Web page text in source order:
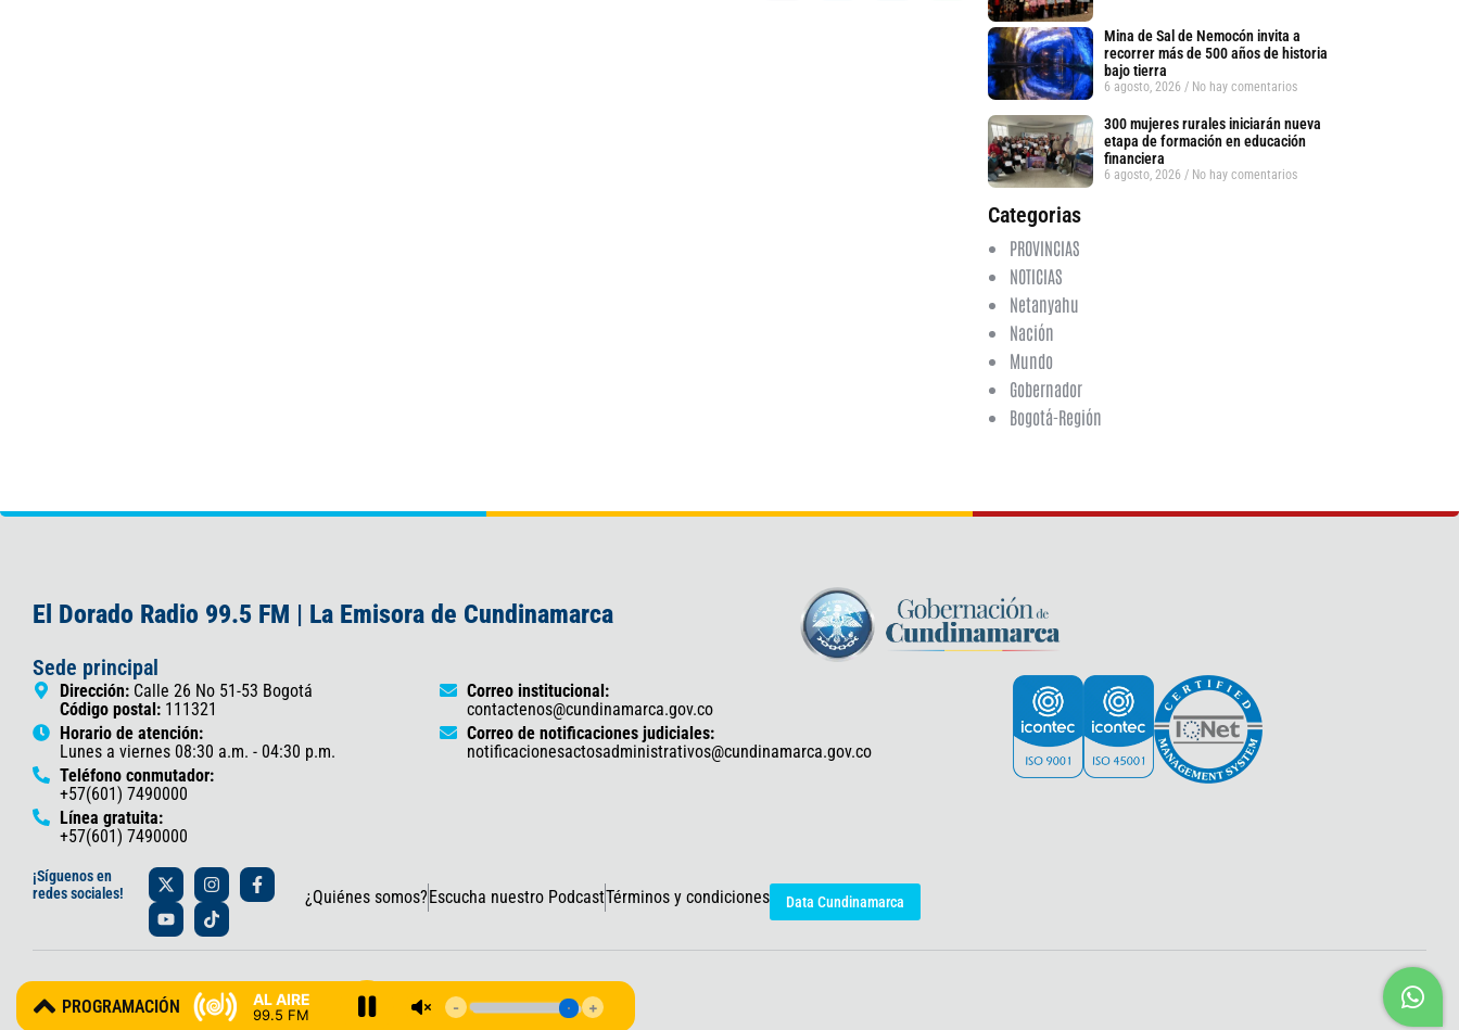
Mina de Sal de Nemocón invita a
recorrer más de 500 años de historia
bajo tierra
6 agosto, 2026 No hay comentarios
300 mujeres rurales iniciarán nueva
etapa de formación en educación
financiera
6 agosto, 2026 No hay comentarios
Categorias
PROVINCIAS
NOTICIAS
Netanyahu
Nación
Mundo
Gobernador
Bogotá-Región
El Dorado Radio 99.5 FM | La Emisora de Cundinamarca
Sede principal
Dirección: Calle 26 No 51-53 Bogotá
Código postal: 111321
Horario de atención:
Lunes a viernes 08:30 a.m. - 04:30 p.m.
Teléfono conmutador:
+57(601) 7490000
Línea gratuita:
+57(601) 7490000
Correo institucional:
contactenos@cundinamarca.gov.co
Correo de notificaciones judiciales:
notificacionesactosadministrativos@cundinamarca.gov.co
AL AIRE
99.5 FM
¡Síguenos en
redes sociales!
X
-
t
w
i
t
e
r
I
n
s
t
a
r
a
m
F
a
c
o
k
-
Y
o
u
t
u
e
T
i
k
t
o
¿Quiénes somos?Escucha nuestro PodcastTérminos y condiciones Data Cundinamarca
© 2025 Gobernación de Cundinamarca – Oficina de Prensa y Comunicaciones
PROGRAMACIÓN